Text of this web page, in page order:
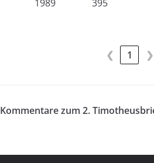
1989 395
❮ 1 ❯
Kommentare zum 2.